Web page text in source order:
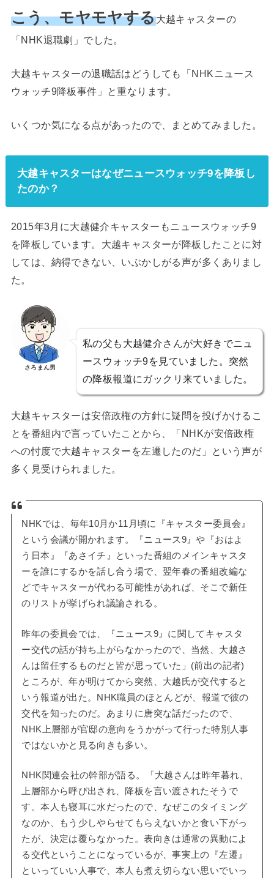
こう、モヤモヤする大越キャスターの
「NHK退職劇」でした。
大越キャスターの退職話はどうしても「NHKニュース
ウォッチ9降板事件」と重なります。
いくつか気になる点があったので、まとめてみました。
大越キャスターはなぜニュースウォッチ9を降板し
たのか？
2015年3月に大越健介キャスターもニュースウォッチ9
を降板しています。大越キャスターが降板したことに対
しては、納得できない、いぶかしがる声が多くありまし
た。
さろまん男
私の父も大越健介さんが大好きでニュ
ースウォッチ9を見ていました。突然
の降板報道にガックリ来ていました。
大越キャスターは安倍政権の方針に疑問を投げかけるこ
とを番組内で言っていたことから、「NHKが安倍政権
への忖度で大越キャスターを左遷したのだ」という声が
多く見受けられました。
NHKでは、毎年10月か11月頃に『キャスター委員会』
という会議が開かれます。『ニュース9』や『おはよ
う日本』『あさイチ』といった番組のメインキャスタ
ーを誰にするかを話し合う場で、翌年春の番組改編な
どでキャスターが代わる可能性があれば、そこで新任
のリストが挙げられ議論される。
昨年の委員会では、『ニュース9』に関してキャスタ
ー交代の話が持ち上がらなかったので、当然、大越さ
んは留任するものだと皆が思っていた」(前出の記者)
ところが、年が明けてから突然、大越氏が交代すると
いう報道が出た。NHK職員のほとんどが、報道で彼の
交代を知ったのだ。あまりに唐突な話だったので、
NHK上層部が官邸の意向をうかがって行った特別人事
ではないかと見る向きも多い。
NHK関連会社の幹部が語る。「大越さんは昨年暮れ、
上層部から呼び出され、降板を言い渡されたそうで
す。本人も寝耳に水だったので、なぜこのタイミング
なのか、もう少しやらせてもらえないかと食い下がっ
たが、決定は覆らなかった。表向きは通常の異動によ
る交代ということになっているが、事実上の『左遷』
といっていい人事で、本人も煮え切らない思いでいっ